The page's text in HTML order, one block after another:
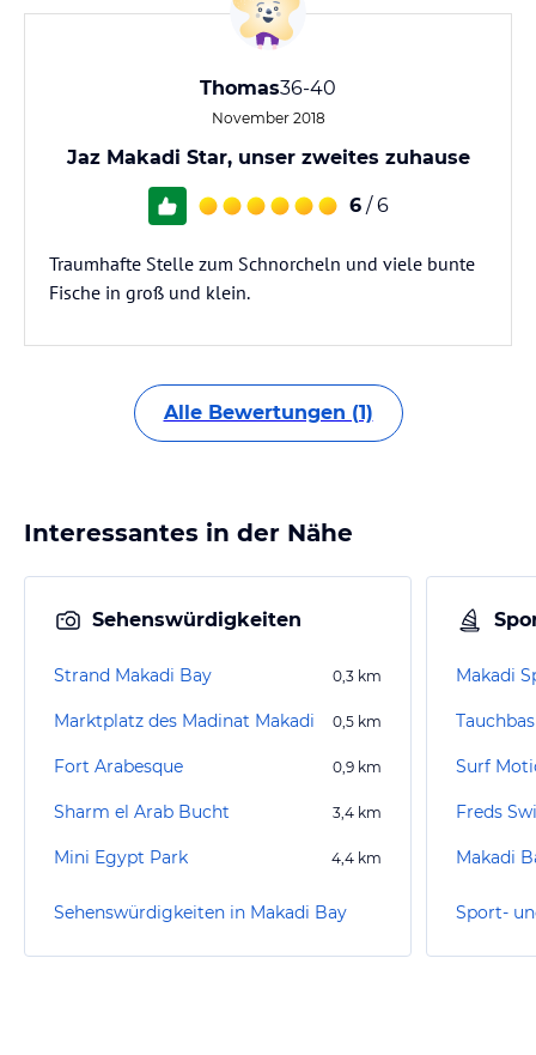
Thomas36-40
November 2018
Jaz Makadi Star, unser zweites zuhause
6 / 6
Traumhafte Stelle zum Schnorcheln und viele bunte
Fische in groß und klein.
Alle Bewertungen (1)
Interessantes in der Nähe
Sehenswürdigkeiten
Strand Makadi Bay 0,3 km
Marktplatz des Madinat Makadi 0,5 km
Fort Arabesque 0,9 km
Sharm el Arab Bucht 3,4 km
Mini Egypt Park 4,4 km
Sehenswürdigkeiten in Makadi Bay
Makadi
Freds
Makadi